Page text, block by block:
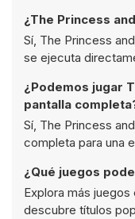
¿The Princess
Sí, The Princess
se ejecuta
¿Podemos jugar
pantalla
Sí, The Princess
completa para una
¿Qué juegos
Explora más
descubre títulos